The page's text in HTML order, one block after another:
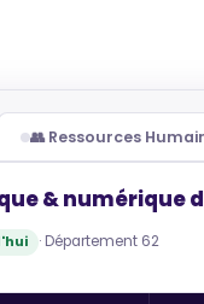
👥 Ressources
& numérique
· Département 62